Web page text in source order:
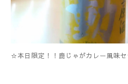
☆本日限定！！鹿じゃがカレー風味